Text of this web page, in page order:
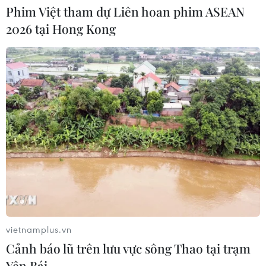
UBS bị phạt 125 triệu USD vì vi phạm
luật chống rửa tiền
04/08/2026 04:58
Xem thêm
Tổng Biên tập: TRẦN TIẾN DUẨN
Phó Tổng Biên tập: NGUYỄN THỊ TÁM, KHÚC THANH
Phim Việt tham dự Liên hoan phim ASEAN
2026 tại Hong Kong
vietnamplus.vn
Cảnh báo lũ trên lưu vực sông Thao tại trạm